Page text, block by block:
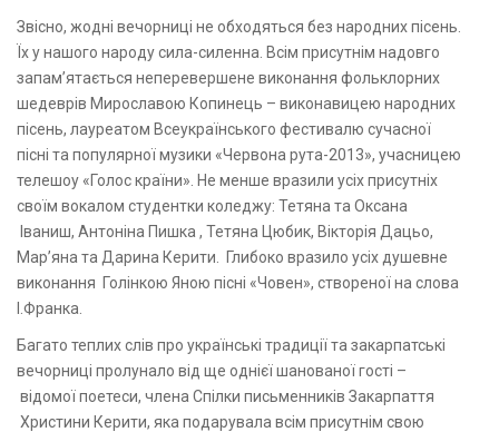
Звісно, жодні вечорниці не обходяться без народних пісень.
Їх у нашого народу сила-силенна. Всім присутнім надовго
запам’ятається неперевершене виконання фольклорних
шедеврів Мирославою Копинець – виконавицею народних
пісень, лауреатом Всеукраїнського фестивалю сучасної
пісні та популярної музики «Червона рута-2013», учасницею
телешоу «Голос країни». Не менше вразили усіх присутніх
своїм вокалом студентки коледжу: Тетяна та Оксана
Іваниш, Антоніна Пишка , Тетяна Цюбик, Вікторія Дацьо,
Мар’яна та Дарина Керити. Глибоко вразило усіх душевне
виконання Голінкою Яною пісні «Човен», створеної на слова
І.Франка.
Багато теплих слів про українські традиції та закарпатські
вечорниці пролунало від ще однієї шанованої гості –
відомої поетеси, члена Спілки письменників Закарпаття
Христини Керити, яка подарувала всім присутнім свою